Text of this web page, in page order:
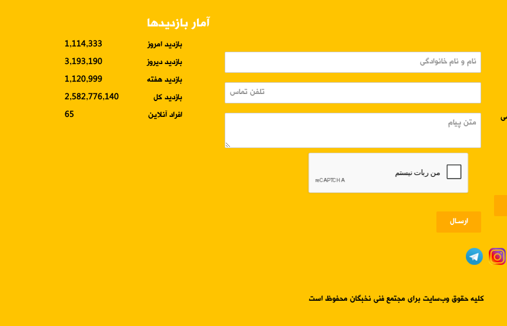
ارسـال
آمار بازدیدها
بازدید امروز
1,114,333
بازدید دیروز
3,193,190
بازدید هفته
1,120,999
بازدید کل
2,582,776,140
افراد آنلاین
65
کلیه حقوق وب‌سایت برای مجتمع فنی نخبگان محفوظ است